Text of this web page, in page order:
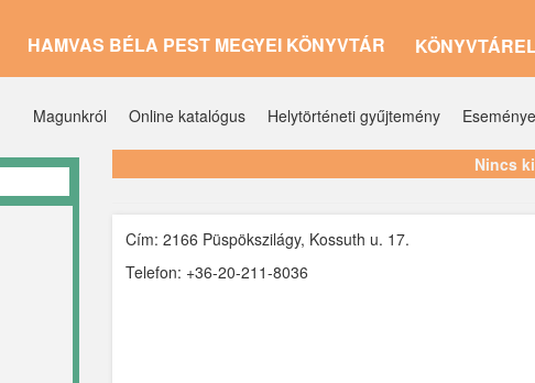
HAMVAS BÉLA PEST MEGYEI KÖNYVTÁR
Magunkról Online katalógus Helytörténeti gyűjtemény
Nincs
Cím: 2166 Püspökszilágy, Kossuth u. 17.
Telefon: +36-20-211-8036